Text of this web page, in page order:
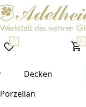
0 0
Decken
Porzellan